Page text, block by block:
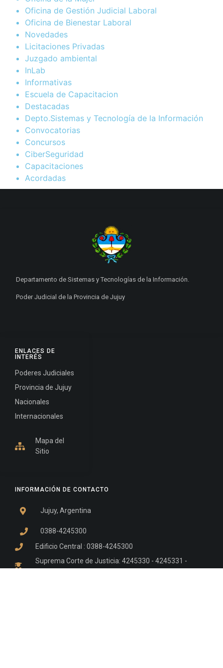
Oficina de Gestión Judicial Laboral
Oficina de Bienestar Laboral
Novedades
Licitaciones Privadas
Juzgado ambiental
InLab
Informativas
Escuela de Capacitacion
Destacadas
Depto.Sistemas y Tecnología de la Información
Convocatorias
Concursos
CiberSeguridad
Capacitaciones
Acordadas
INFORMACIÓN DE CONTACTO
Jujuy, Argentina
0388-4245300
Edificio Central : 0388-4245300
Suprema Corte de Justicia: 4245330 - 4245331 -
ENLACES DE
INTERÉS
Poderes Judiciales
Provincia de Jujuy
Nacionales
Internacionales
Mapa del
Sitio
Departamento de Sistemas y Tecnologías de la Información.
Poder Judicial de la Provincia de Jujuy